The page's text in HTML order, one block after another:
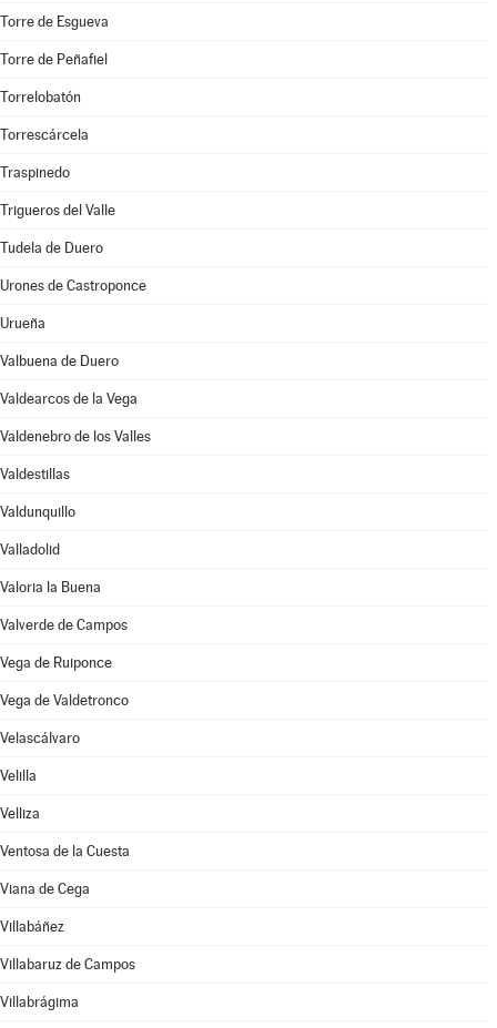
Torre de Esgueva
Torre de Peñafiel
Torrelobatón
Torrescárcela
Traspinedo
Trigueros del Valle
Tudela de Duero
Urones de Castroponce
Urueña
Valbuena de Duero
Valdearcos de la Vega
Valdenebro de los Valles
Valdestillas
Valdunquillo
Valladolid
Valoria la Buena
Valverde de Campos
Vega de Ruiponce
Vega de Valdetronco
Velascálvaro
Velilla
Velliza
Ventosa de la Cuesta
Viana de Cega
Villabáñez
Villabaruz de Campos
Villabrágima